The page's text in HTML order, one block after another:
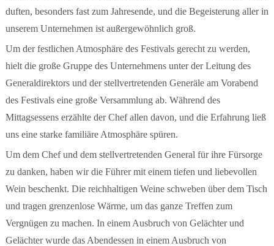
duften, besonders fast zum Jahresende, und die Begeisterung aller in
unserem Unternehmen ist außergewöhnlich groß.
Um der festlichen Atmosphäre des Festivals gerecht zu werden,
hielt die große Gruppe des Unternehmens unter der Leitung des
Generaldirektors und der stellvertretenden Generäle am Vorabend
des Festivals eine große Versammlung ab. Während des
Mittagsessens erzählte der Chef allen davon, und die Erfahrung ließ
uns eine starke familiäre Atmosphäre spüren.
Um dem Chef und dem stellvertretenden General für ihre Fürsorge
zu danken, haben wir die Führer mit einem tiefen und liebevollen
Wein beschenkt. Die reichhaltigen Weine schweben über dem Tisch
und tragen grenzenlose Wärme, um das ganze Treffen zum
Vergnügen zu machen. In einem Ausbruch von Gelächter und
Gelächter wurde das Abendessen in einem Ausbruch von